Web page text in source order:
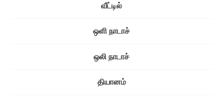
வீட்டில்
ஒளி நாடாச்
ஒலி நாடாச்
தியானம்